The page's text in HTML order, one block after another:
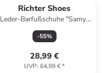
Richter Shoes
Leder-Barfußschuhe "Samy"
in Hellblau
-55%
28,99 €
UVP: 64,99 €*